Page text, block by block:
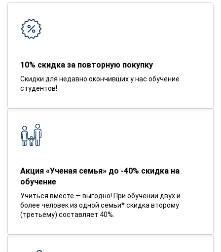
10% скидка за повторную покупку
Скидки для недавно окончивших у нас обучение
студентов!
Акция «Ученая семья» до -40% скидка на
обучение
Учиться вместе — выгодно! При обучении двух и
более человек из одной семьи* скидка второму
(третьему) составляет 40%.